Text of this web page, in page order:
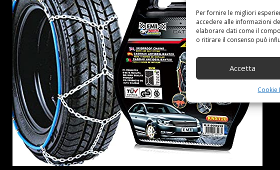
Per fornire le migliori
accedere alle informazioni
elaborare dati come il
o ritirare il consenso può
Accetta
Cookie